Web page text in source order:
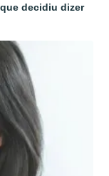
decidiu dizer